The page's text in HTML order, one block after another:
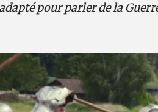
pour parler de la